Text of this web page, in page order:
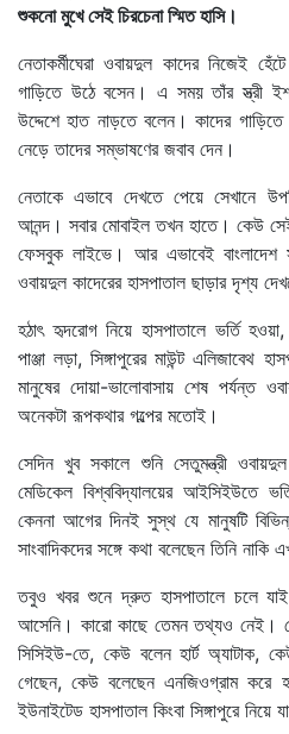
শুকনো মুখে সেই চিরচেনা স্মিত হাসি।
নেতাকর্মীঘেরা ওবায়দুল কাদের নিজেই
গাড়িতে উঠে বসেন। এ সময় তাঁর স্ত্রী
উদ্দেশে হাত নাড়তে বলেন। কাদের গাড়িতে
নেড়ে তাদের সম্ভাষণের জবাব দেন।
নেতাকে এভাবে দেখতে পেয়ে সেখানে
আনন্দ। সবার মোবাইল তখন হাতে। কেউ
ফেসবুক লাইভে। আর এভাবেই বাংলাদেশ
ওবায়দুল কাদেরের হাসপাতাল ছাড়ার দৃশ্য
হঠাৎ হৃদরোগ নিয়ে হাসপাতালে ভর্তি
পাঞ্জা লড়া, সিঙ্গাপুরের মাউন্ট এলিজাবেথ
মানুষের দোয়া-ভালোবাসায় শেষ পর্যন্ত
অনেকটা রূপকথার গল্পের মতোই।
সেদিন খুব সকালে শুনি সেতুমন্ত্রী
মেডিকেল বিশ্ববিদ্যালয়ের আইসিইউতে
কেননা আগের দিনই সুস্থ যে মানুষটি
সাংবাদিকদের সঙ্গে কথা বলেছেন তিনি
তবুও খবর শুনে দ্রুত হাসপাতালে চলে
আসেনি। কারো কাছে তেমন তথ্যও
সিসিইউ-তে, কেউ বলেন হার্ট অ্যাটাক,
গেছেন, কেউ বলেছেন এনজিওগ্রাম করে
ইউনাইটেড হাসপাতাল কিংবা সিঙ্গাপুরে